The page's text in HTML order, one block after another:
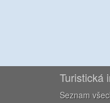
Turistická
Seznam